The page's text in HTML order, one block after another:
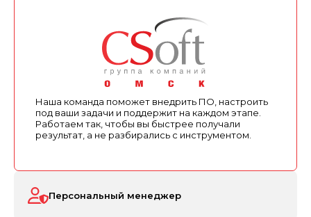
Наша команда поможет внедрить ПО, настроить
под ваши задачи и поддержит на каждом этапе.
Работаем так, чтобы вы быстрее получали
результат, а не разбирались с инструментом.
Персональный менеджер